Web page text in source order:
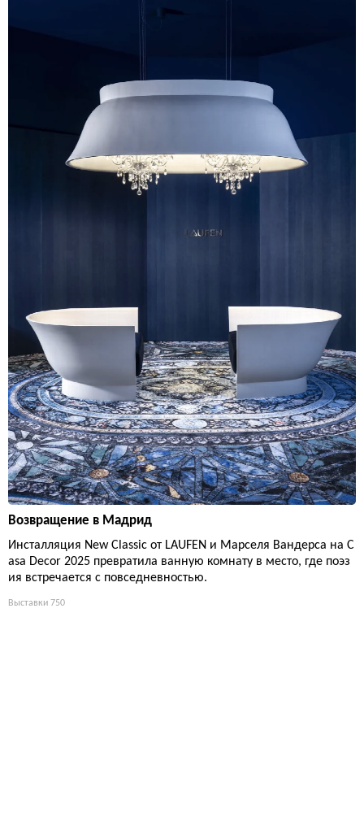
Возвращение в Мадрид
Инсталляция New Classic от LAUFEN и Марселя Вандерса на C
asa Decor 2025 превратила ванную комнату в место, где поэз
ия встречается с повседневностью.
Выставки 750